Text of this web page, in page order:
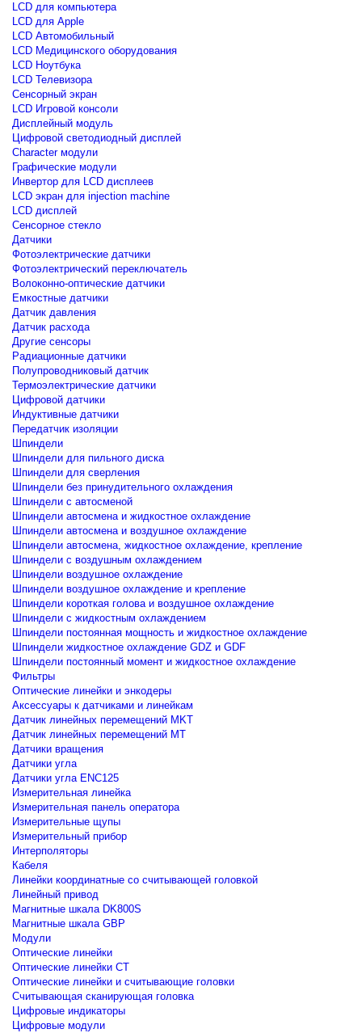
LCD для компьютера
LCD для Apple
LCD Автомобильный
LCD Медицинского оборудования
LCD Ноутбука
LCD Телевизора
Сенсорный экран
LCD Игровой консоли
Дисплейный модуль
Цифровой светодиодный дисплей
Сharacter модули
Графические модули
Инвертор для LCD дисплеев
LCD экран для injection machine
LCD дисплей
Сенсорное стекло
Датчики
Фотоэлектрические датчики
Фотоэлектрический переключатель
Волоконно-оптические датчики
Емкостные датчики
Датчик давления
Датчик расхода
Другие сенсоры
Радиационные датчики
Полупроводниковый датчик
Термоэлектрические датчики
Цифровой датчики
Индуктивные датчики
Передатчик изоляции
Шпиндели
Шпиндели для пильного диска
Шпиндели для сверления
Шпиндели без принудительного охлаждения
Шпиндели с автосменой
Шпиндели автосмена и жидкостное охлаждение
Шпиндели автосмена и воздушное охлаждение
Шпиндели автосмена, жидкостное охлаждение, крепление
Шпиндели с воздушным охлаждением
Шпиндели воздушное охлаждение
Шпиндели воздушное охлаждение и крепление
Шпиндели короткая голова и воздушное охлаждение
Шпиндели с жидкостным охлаждением
Шпиндели постоянная мощность и жидкостное охлаждение
Шпиндели жидкостное охлаждение GDZ и GDF
Шпиндели постоянный момент и жидкостное охлаждение
Фильтры
Оптические линейки и энкодеры
Аксессуары к датчиками и линейкам
Датчик линейных перемещений MKT
Датчик линейных перемещений MT
Датчики вращения
Датчики угла
Датчики угла ENC125
Измерительная линейка
Измерительная панель оператора
Измерительные щупы
Измерительный прибор
Интерполяторы
Кабеля
Линейки координатные со считывающей головкой
Линейный привод
Магнитные шкала DK800S
Магнитные шкала GBP
Модули
Оптические линейки
Оптические линейки CT
Оптические линейки и считывающие головки
Считывающая сканирующая головка
Цифровые индикаторы
Цифровые модули